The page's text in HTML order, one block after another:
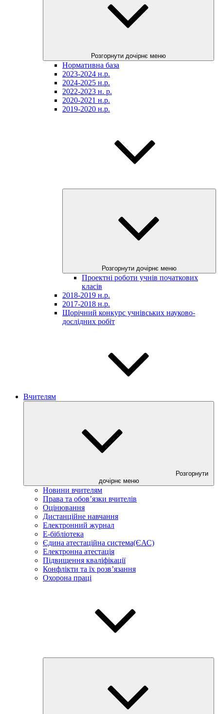
Розгорнути дочірнє меню
Нормативна база
2023-2024 н.р.
2024-2025 н.р.
2022-2023 н. р.
2020-2021 н.р.
2019-2020 н.р.
Розгорнути дочірнє меню
Проектні роботи учнів початкових
класів
2018-2019 н.р.
2017-2018 н.р.
Щорічний конкурс учнівських науково-
дослідних робіт
Вчителям
Розгорнути
дочірнє меню
Новини вчителям
Права та обов’язки вчителів
Оцінювання
Дистанційне навчання
Електронний журнал
E-бібліотека
Єдина атестаційна система(ЄАС)
Електронна атестація
Підвищення кваліфікації
Конфлікти та їх розв’язання
Охорона праці